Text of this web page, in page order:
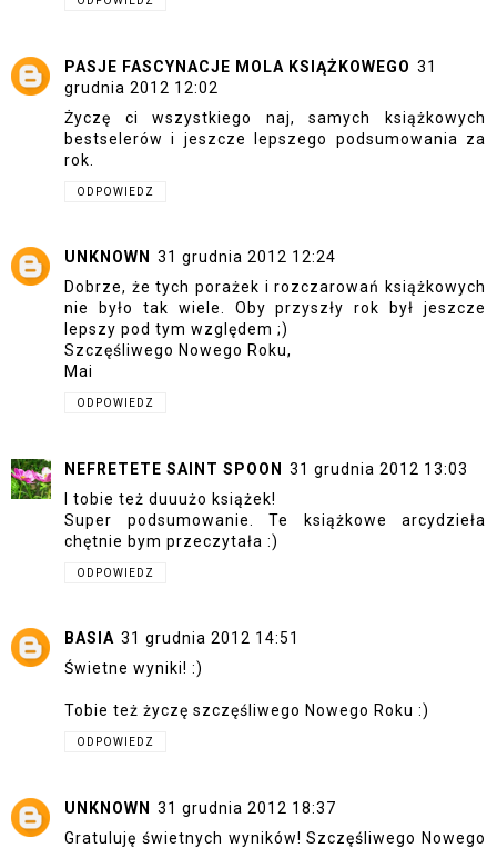
PASJE FASCYNACJE MOLA KSIĄŻKOWEGO 31
grudnia 2012 12:02
Życzę ci wszystkiego naj, samych książkowych
bestselerów i jeszcze lepszego podsumowania za
rok.
ODPOWIEDZ
UNKNOWN
31 grudnia 2012 12:24
Dobrze, że tych porażek i rozczarowań książkowych
nie było tak wiele. Oby przyszły rok był jeszcze
lepszy pod tym względem ;)
Szczęśliwego Nowego Roku,
Mai
ODPOWIEDZ
NEFRETETE SAINT SPOON 31 grudnia 2012 13:03
I tobie też duuużo książek!
Super podsumowanie. Te książkowe arcydzieła
chętnie bym przeczytała :)
ODPOWIEDZ
BASIA 31 grudnia 2012 14:51
Świetne wyniki! :)
Tobie też życzę szczęśliwego Nowego Roku :)
ODPOWIEDZ
UNKNOWN 31 grudnia 2012 18:37
Gratuluję świetnych wyników! Szczęśliwego Nowego